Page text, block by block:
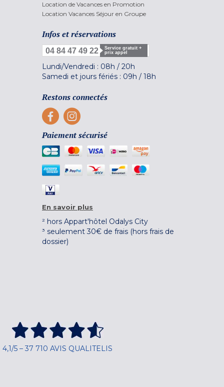
Location de Vacances en Promotion
Location Vacances Séjour en Groupe
Infos et réservations
04 84 47 49 22
Service gratuit +
prix appel
Lundi/Vendredi : 08h / 20h
Samedi et jours fériés : 09h / 18h
Restons connectés
Paiement sécurisé
En savoir plus
² hors Appart'hôtel Odalys City
³ seulement 30€ de frais (hors frais de
dossier)
4,1/5 – 37 710 AVIS QUALITELIS